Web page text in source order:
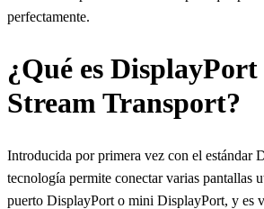
perfectamente.
¿Qué es
Stream Transport?
Introducida por primera vez con el estándar
tecnología permite conectar varias pantallas
puerto DisplayPort o mini DisplayPort, y es